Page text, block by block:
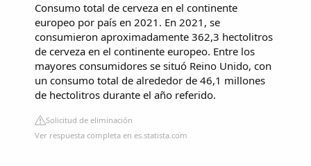
Consumo total de cerveza en el continente
europeo por país en 2021. En 2021, se
consumieron aproximadamente 362,3 hectolitros
de cerveza en el continente europeo. Entre los
mayores consumidores se situó Reino Unido, con
un consumo total de alrededor de 46,1 millones
de hectolitros durante el año referido.
Solicitud de eliminación
Ver respuesta completa en es.statista.com